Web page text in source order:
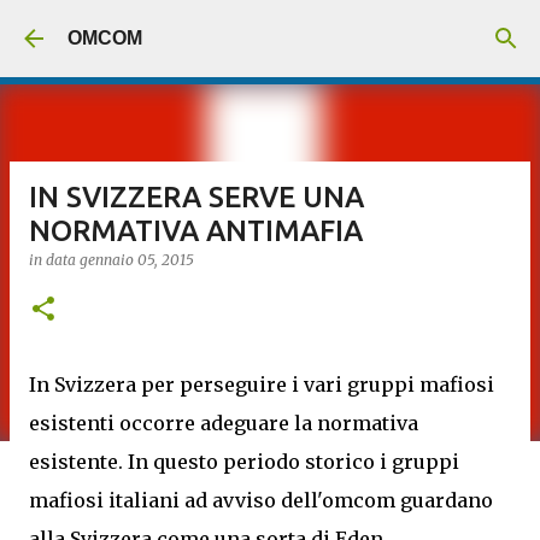
OMCOM
IN SVIZZERA SERVE UNA
NORMATIVA ANTIMAFIA
in data gennaio 05, 2015
In Svizzera per perseguire i vari gruppi mafiosi
esistenti occorre adeguare la normativa
esistente. In questo periodo storico i gruppi
mafiosi italiani ad avviso dell'omcom guardano